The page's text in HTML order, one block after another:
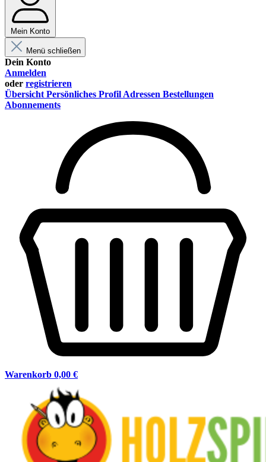
Mein Konto
Menü schließen
Dein Konto
Anmelden
oder registrieren
Übersicht Persönliches Profil Adressen Bestellungen
Abonnements
Warenkorb 0,00 €